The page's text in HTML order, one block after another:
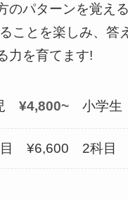
のパターンを覚え
ことを楽しみ、答
力を育てます!
¥4,800~小学生
目 ¥6,600 2科目